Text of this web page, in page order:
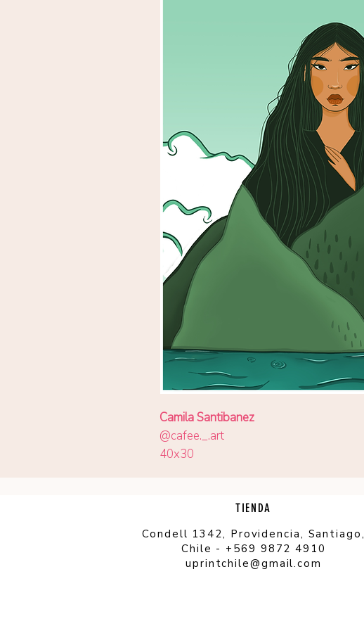
Camila Santibanez
@cafee._.art
40x30
TIENDA
Condell 1342, Providencia, Santiago,
Chile - +569 9872 4910
uprintchile@gmail.com